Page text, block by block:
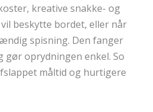
kreative snakke- og
beskytte bordet, eller når
spisning. Den fanger
oprydningen enkel. So
måltid og hurtigere